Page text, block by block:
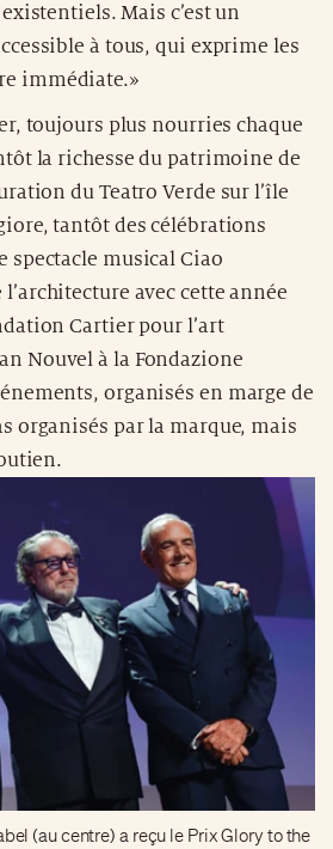
Mais c’est un
à tous, qui exprime les
immédiate.»
toujours plus nourries chaque
la richesse du patrimoine de
du Teatro Verde sur l’île
tantôt des célébrations
spectacle musical Ciao
avec cette année
Cartier pour l’art
Nouvel à la Fondazione
organisés en marge de
organisés par la marque, mais
(au centre) a reçu le Prix Glory to the